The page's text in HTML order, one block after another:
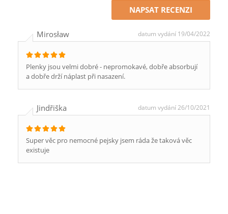
NAPSAT RECENZI
Mirosław datum vydání 19/04/2022
Plenky jsou velmi dobré - nepromokavé, dobře absorbují
a dobře drží náplast při nasazení.
Jindřiška datum vydání 26/10/2021
Super věc pro nemocné pejsky jsem ráda že taková věc
existuje